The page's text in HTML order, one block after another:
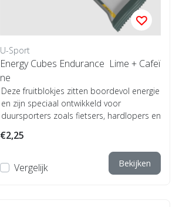
U-Sport
Energy Cubes Endurance  Lime + Cafeï
ne
Deze fruitblokjes zitten boordevol energie
en zijn speciaal ontwikkeld voor
duursporters zoals fietsers, hardlopers en
€2,25
Vergelijk Bekijken